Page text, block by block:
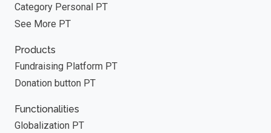
Category Personal PT
See More PT
Products
Fundraising Platform PT
Donation button PT
Functionalities
Globalization PT